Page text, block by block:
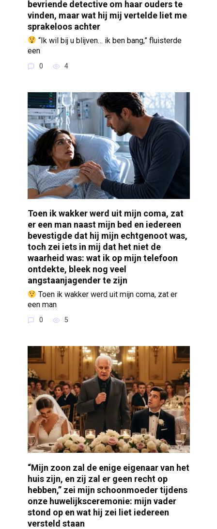
bevriende detective om haar ouders te
vinden, maar wat hij mij vertelde liet me
sprakeloos achter
“Ik wil bij u blijven… ik ben bang,” fluisterde
een
0 4
Toen ik wakker werd uit mijn coma, zat
er een man naast mijn bed en iedereen
bevestigde dat hij mijn echtgenoot was,
toch zei iets in mij dat het niet de
waarheid was: wat ik op mijn telefoon
ontdekte, bleek nog veel
angstaanjagender te zijn
Toen ik wakker werd uit mijn coma, zat er
een man
0 5
“Mijn zoon zal de enige eigenaar van het
huis zijn, en zij zal er geen recht op
hebben,” zei mijn schoonmoeder tijdens
onze huwelijksceremonie: mijn vader
stond op en wat hij zei liet iedereen
versteld staan